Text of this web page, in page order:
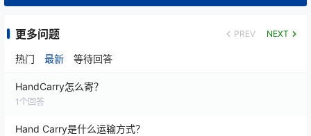
显性成本
隐性成本节约 停工损失、违约罚金
综合效益
数据表明，企业因供应链中断导致的损失可达日均营收
更多问题 PREV NEXT
热门 最新 等待回答
HandCarry怎么寄？
1 个回答
Hand Carry是什么运输方式？